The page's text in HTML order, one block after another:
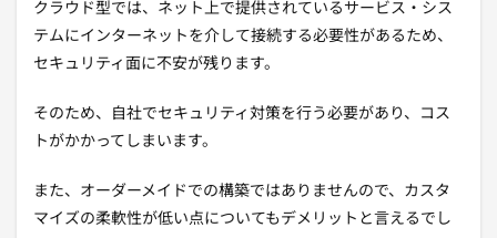
クラウド型では、ネット上で提供されているサービス・シス
テムにインターネットを介して接続する必要性があるため、
セキュリティ面に不安が残ります。
そのため、自社でセキュリティ対策を行う必要があり、コス
トがかかってしまいます。
また、オーダーメイドでの構築ではありませんので、カスタ
マイズの柔軟性が低い点についてもデメリットと言えるでし